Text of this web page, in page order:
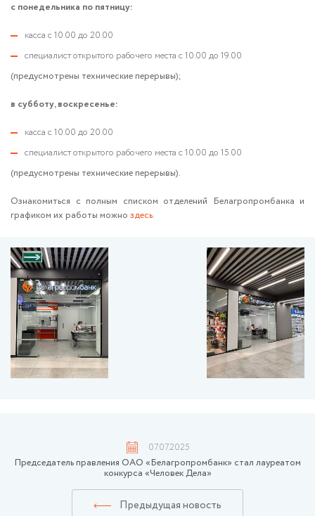
с понедельника по пятницу:
касса с 10.00 до 20.00
специалист открытого рабочего места с 10.00 до 19.00
(предусмотрены технические перерывы);
в субботу, воскресенье:
касса с 10.00 до 20.00
специалист открытого рабочего места с 10.00 до 15.00
(предусмотрены технические перерывы).
Ознакомиться с полным списком отделений Белагропромбанка и
графиком их работы можно здесь.
07.07.2025
Председатель правления ОАО «Белагропромбанк» стал лауреатом
конкурса «Человек Дела»
Предыдущая новость